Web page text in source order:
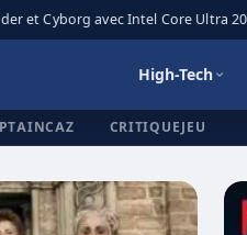
et Cyborg avec Intel Core Ultra
High-Tech
CRITIQUEJEU